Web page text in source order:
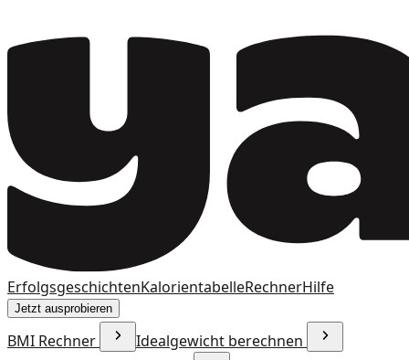
ErfolgsgeschichtenKalorientabelleRechnerHilfe
Jetzt ausprobieren
BMI Rechner
Idealgewicht berechnen